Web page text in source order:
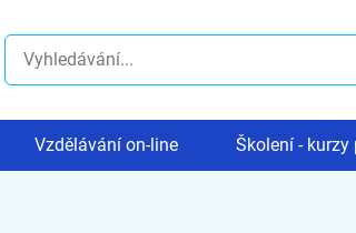
Vzdělávání on-line Školení -